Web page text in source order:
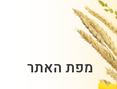
מפת האתר